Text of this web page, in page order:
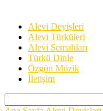
Alevi Deyişleri
Alevi Türküleri
Alevi Semahları
Türkü Dinle
Özgün Müzik
İletişim